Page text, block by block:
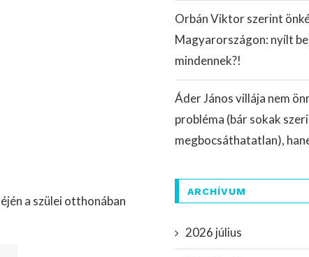
a szülei otthonában
Orbán Viktor szerint
Magyarországon: nyílt
mindennek?!
Áder János villája nem
probléma (bár sokak
megbocsáthatatlan),
ARCHÍVUM
2026 július